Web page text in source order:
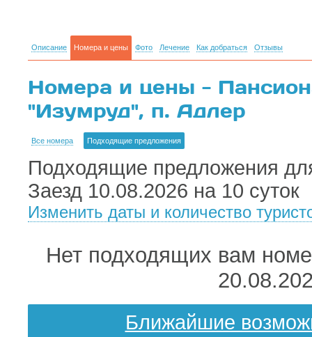
Описание Номера и цены Фото Лечение Как добраться Отзывы
Номера и цены -
"Изумруд", п. Адлер
Все номера Подходящие предложения
Подходящие предложения
Заезд 10.08.2026 на 10 суток
Изменить даты и количество
Нет подходящих вам
Ближайшие